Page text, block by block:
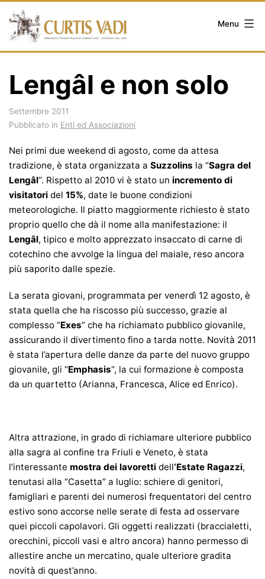
Salta
contenuto
Menu
Lengâl e non solo
Settembre 2011
Pubblicato in Enti ed Associazioni
Nei primi due weekend di agosto, come da attesa
tradizione, è stata organizzata a Suzzolins la “Sagra del
Lengâl“. Rispetto al 2010 vi è stato un incremento di
visitatori del 15%, date le buone condizioni
meteorologiche. Il piatto maggiormente richiesto è stato
proprio quello che dà il nome alla manifestazione: il
Lengâl, tipico e molto apprezzato insaccato di carne di
cotechino che avvolge la lingua del maiale, reso ancora
più saporito dalle spezie.
La serata giovani, programmata per venerdì 12 agosto, è
stata quella che ha riscosso più successo, grazie al
complesso “Exes” che ha richiamato pubblico giovanile,
assicurando il divertimento fino a tarda notte. Novità 2011
è stata l’apertura delle danze da parte del nuovo gruppo
giovanile, gli “Emphasis“, la cui formazione è composta
da un quartetto (Arianna, Francesca, Alice ed Enrico).
Altra attrazione, in grado di richiamare ulteriore pubblico
alla sagra al confine tra Friuli e Veneto, è stata
l’interessante mostra dei lavoretti dell‘Estate Ragazzi,
tenutasi alla “Casetta” a luglio: schiere di genitori,
famigliari e parenti dei numerosi frequentatori del centro
estivo sono accorse nelle serate di festa ad osservare
quei piccoli capolavori. Gli oggetti realizzati (braccialetti,
orecchini, piccoli vasi e altro ancora) hanno permesso di
allestire anche un mercatino, quale ulteriore gradita
novità di quest’anno.